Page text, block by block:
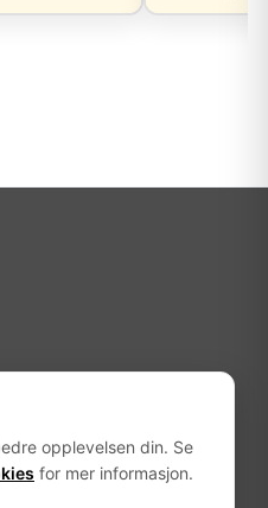
opplevelsen din. Se
for mer informasjon.